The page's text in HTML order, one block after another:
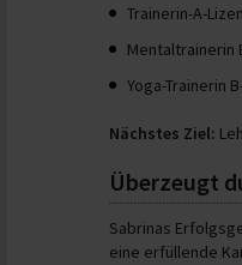
Trainerin-A-
Mentaltrainerin
Yoga-Trainerin
Nächstes Ziel:
Überzeugt
Sabrinas
eine erfüllende